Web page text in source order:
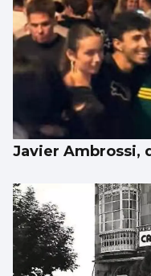
Javier Ambrossi,